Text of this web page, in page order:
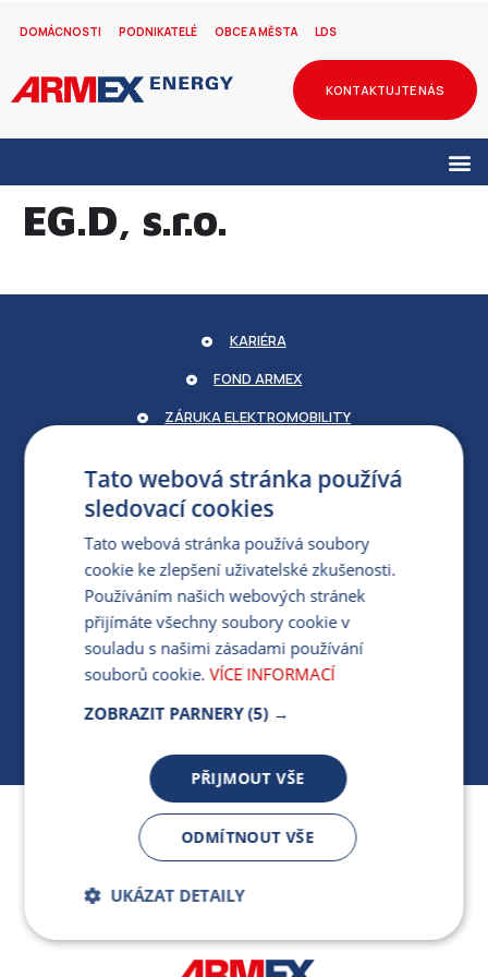
DOMÁCNOSTI PODNIKATELÉ OBCE A MĚSTA LDS
KONTAKTUJTE NÁS
EG.D, s.r.o.
Jsme součástí skupiny ARMEX a členem Asociace
nezávislých dodavatelů energií.
KARIÉRA
FOND ARMEX
ZÁRUKA ELEKTROMOBILITY
PRO MÉDIA
MÁM DOTAZ KE STÁVAJÍCÍ SMLOUVĚ
412 154 154
PO-PÁ 7:30-17:00
Tato webová stránka používá
sledovací cookies
Tato webová stránka používá soubory
cookie ke zlepšení uživatelské zkušenosti.
Používáním našich webových stránek
přijímáte všechny soubory cookie v
souladu s našimi zásadami používání
souborů cookie. VÍCE INFORMACÍ
ZOBRAZIT PARNERY (5) →
PŘIJMOUT VŠE
ODMÍTNOUT VŠE
UKÁZAT DETAILY
Bezpodmínečně
nutné soubory
Výkonnostní